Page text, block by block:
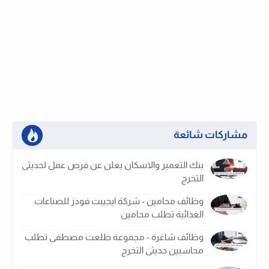
مشاركات شائعة
بنك التعمير والاسكان يعلن عن فرص عمل لحديثى
التخرج
وظائف محامين - شركة ايجيبت فودز للصناعات
الغذائية تطلب محامين
وظائف شاغرة - مجموعة طلعت مصطفى تطلب
محاسبين حديثى التخرج